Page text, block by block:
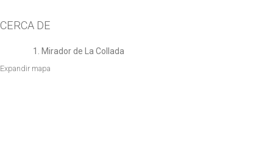
CERCA DE
Mirador de La Collada
Expandir mapa